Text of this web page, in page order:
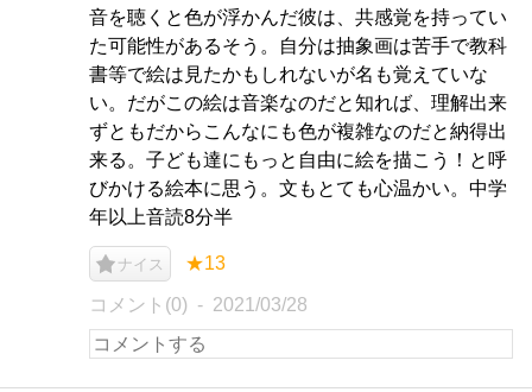
音を聴くと色が浮かんだ彼は、共感覚を持ってい
た可能性があるそう。自分は抽象画は苦手で教科
書等で絵は見たかもしれないが名も覚えていな
い。だがこの絵は音楽なのだと知れば、理解出来
ずともだからこんなにも色が複雑なのだと納得出
来る。子ども達にもっと自由に絵を描こう！と呼
びかける絵本に思う。文もとても心温かい。中学
年以上音読8分半
ナイス ★13
コメント(0) 2021/03/28